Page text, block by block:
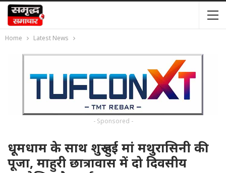
Home Latest News
- Sponsored -
धूमधाम के साथ शुरू हुई मां मथुरासिनी की
पूजा, माहुरी छात्रावास में दो दिवसीय